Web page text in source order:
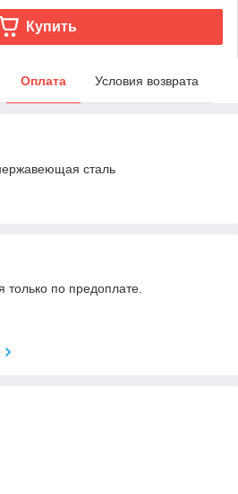
Купить
Оплата Условия возврата
сталь
только по предоплате.